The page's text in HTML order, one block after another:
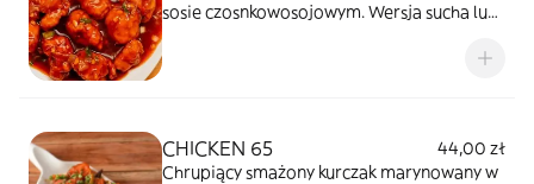
sosie czosnkowosojowym. Wersja sucha lub
CHICKEN 65
44,00 zł
Chrupiący smażony kurczak marynowany w